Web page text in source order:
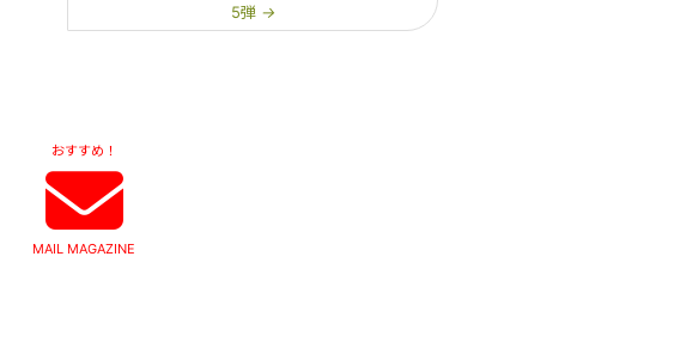
5弾 →
おすすめ！
MAIL MAGAZINE